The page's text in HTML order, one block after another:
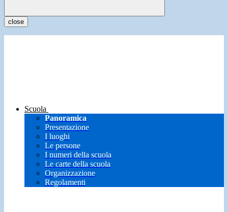
close
Scuola
Panoramica
Presentazione
I luoghi
Le persone
I numeri della scuola
Le carte della scuola
Organizzazione
Regolamenti